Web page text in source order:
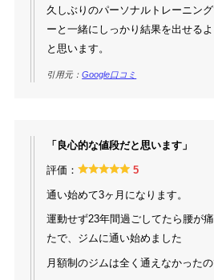
久しぶりのパーソナルトレーニン
ーと一緒にしっかり結果を出せる
と思います。
引用元：Google口コミ
「良心的な値段だと思います」
評価： 5
通い始めて3ヶ月になります。
運動せず23年間過ごしてたら腰が
たで、ジムに通い始めました
月額制のジムは全く通えなかった